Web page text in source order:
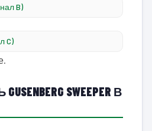
B)
C)
SWEEPER В